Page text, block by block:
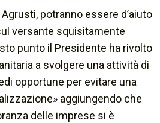
potranno essere d’aiuto
versante squisitamente
punto il Presidente ha rivolto
a svolgere una attività di
opportune per evitare una
aggiungendo che
delle imprese si è